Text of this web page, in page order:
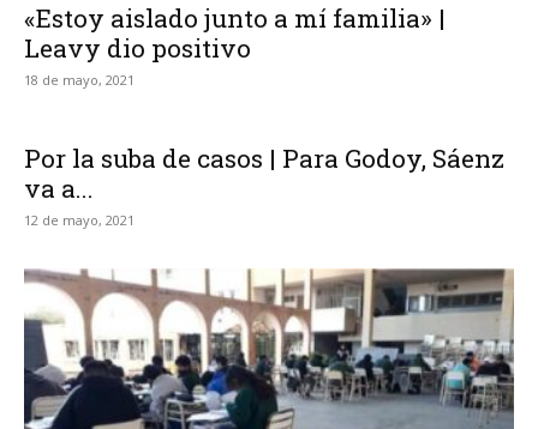
«Estoy aislado junto a mí familia» |
Leavy dio positivo
18 de mayo, 2021
Por la suba de casos | Para Godoy, Sáenz
va a...
12 de mayo, 2021